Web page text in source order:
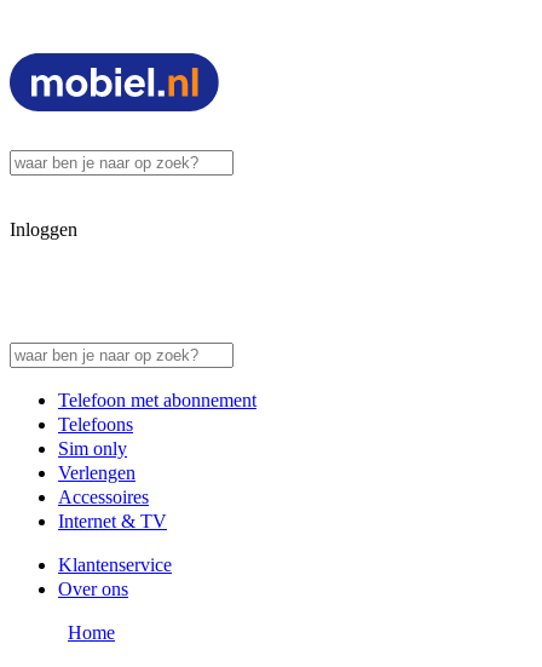
Inloggen
Telefoon met abonnement
Telefoons
Sim only
Verlengen
Accessoires
Internet & TV
Klantenservice
Over ons
Home